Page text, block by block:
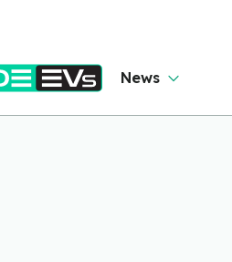
News